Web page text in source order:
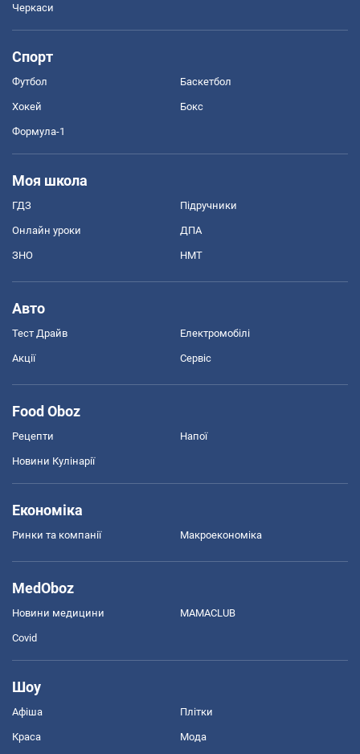
Черкаси
Спорт
Футбол Баскетбол
Хокей Бокс
Формула-1
Моя школа
ГДЗ Підручники
Онлайн уроки ДПА
ЗНО НМТ
Авто
Тест Драйв Електромобілі
Акції Сервіс
Food Oboz
Рецепти Напої
Новини Кулінарії
Економіка
Ринки та компанії Макроекономіка
MedOboz
Новини медицини MAMACLUB
Covid
Шоу
Афіша Плітки
Краса Мода